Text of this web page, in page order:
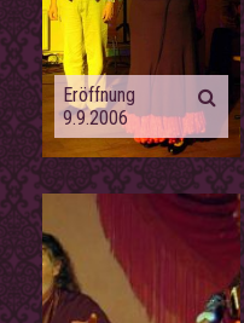
Eröffnung
9.9.2006